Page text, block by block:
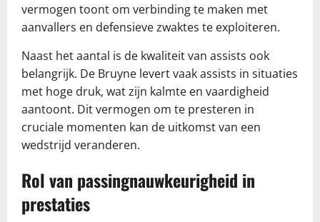
vermogen toont om verbinding te maken met
aanvallers en defensieve zwaktes te exploiteren.
Naast het aantal is de kwaliteit van assists ook
belangrijk. De Bruyne levert vaak assists in situaties
met hoge druk, wat zijn kalmte en vaardigheid
aantoont. Dit vermogen om te presteren in
cruciale momenten kan de uitkomst van een
wedstrijd veranderen.
Rol van passingnauwkeurigheid in
prestaties